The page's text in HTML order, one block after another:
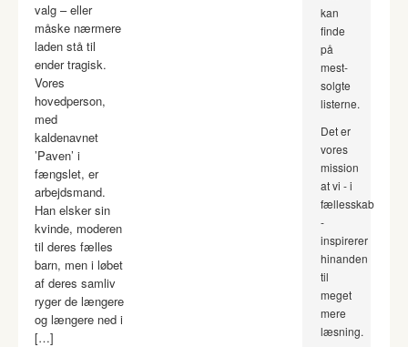
valg – eller
måske nærmere
laden stå til
ender tragisk.
Vores
hovedperson,
med
kaldenavnet
’Paven’ i
fængslet, er
arbejdsmand.
Han elsker sin
kvinde, moderen
til deres fælles
barn, men i løbet
af deres samliv
ryger de længere
og længere ned i
[…]
kan
finde
på
mest-
solgte
listerne.
Det er
vores
mission
at vi - i
fællesskab
-
inspirerer
hinanden
til
meget
mere
læsning.